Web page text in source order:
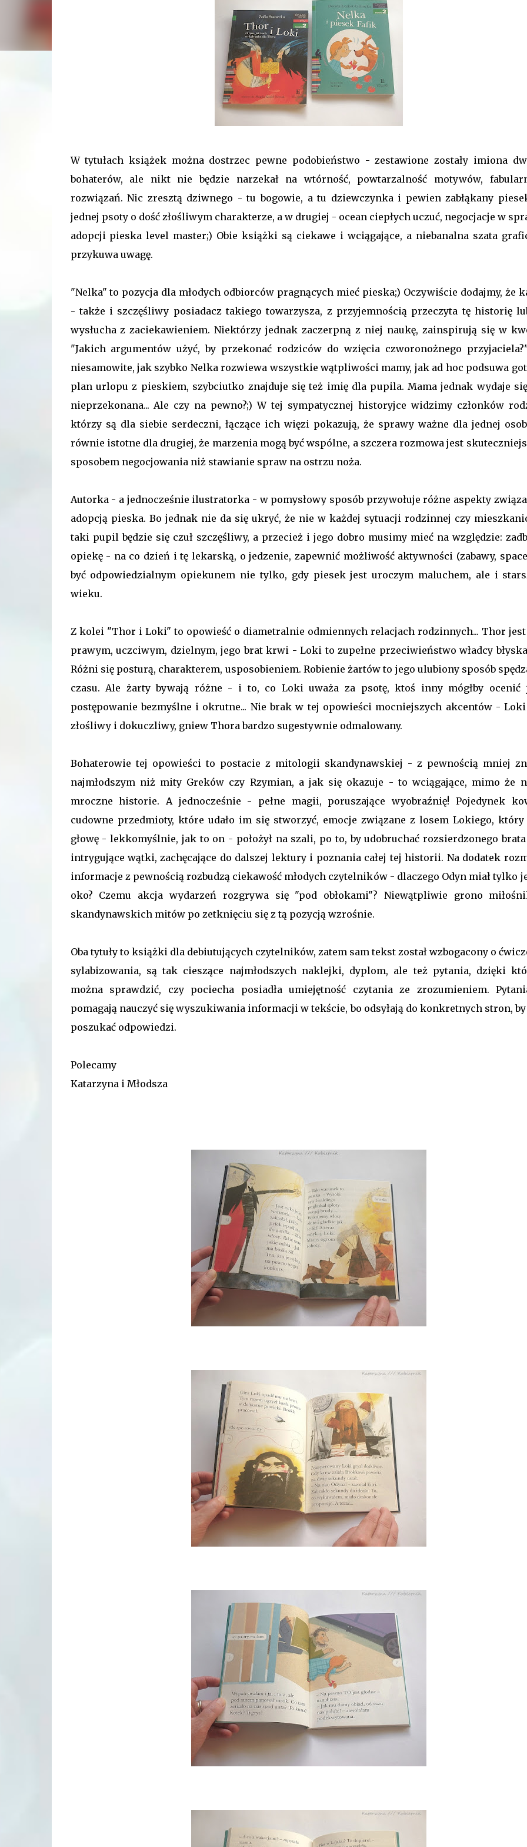
W tytułach książek można dostrzec pewne podobieństwo - zestawione zostały imiona
bohaterów, ale nikt nie będzie narzekał na wtórność, powtarzalność motywów,
rozwiązań. Nic zresztą dziwnego - tu bogowie, a tu dziewczynka i pewien zabłąkany
jednej psoty o dość złośliwym charakterze, a w drugiej - ocean ciepłych uczuć, negocjacje w
adopcji pieska level master;) Obie książki są ciekawe i wciągające, a niebanalna szata
przykuwa uwagę.
"Nelka" to pozycja dla młodych odbiorców pragnących mieć pieska;) Oczywiście dodajmy, że
- także i szczęśliwy posiadacz takiego towarzysza, z przyjemnością przeczyta tę historię
wysłucha z zaciekawieniem. Niektórzy jednak zaczerpną z niej naukę, zainspirują się w
"Jakich argumentów użyć, by przekonać rodziców do wzięcia czworonożnego
niesamowite, jak szybko Nelka rozwiewa wszystkie wątpliwości mamy, jak ad hoc podsuwa
plan urlopu z pieskiem, szybciutko znajduje się też imię dla pupila. Mama jednak wydaje
nieprzekonana... Ale czy na pewno?;) W tej sympatycznej historyjce widzimy członków
którzy są dla siebie serdeczni, łączące ich więzi pokazują, że sprawy ważne dla jednej
równie istotne dla drugiej, że marzenia mogą być wspólne, a szczera rozmowa jest
sposobem negocjowania niż stawianie spraw na ostrzu noża.
Autorka - a jednocześnie ilustratorka - w pomysłowy sposób przywołuje różne aspekty
adopcją pieska. Bo jednak nie da się ukryć, że nie w każdej sytuacji rodzinnej czy
taki pupil będzie się czuł szczęśliwy, a przecież i jego dobro musimy mieć na względzie:
opiekę - na co dzień i tę lekarską, o jedzenie, zapewnić możliwość aktywności (zabawy,
być odpowiedzialnym opiekunem nie tylko, gdy piesek jest uroczym maluchem, ale i
wieku.
Z kolei "Thor i Loki" to opowieść o diametralnie odmiennych relacjach rodzinnych... Thor
prawym, uczciwym, dzielnym, jego brat krwi - Loki to zupełne przeciwieństwo władcy
Różni się posturą, charakterem, usposobieniem. Robienie żartów to jego ulubiony sposób
czasu. Ale żarty bywają różne - i to, co Loki uważa za psotę, ktoś inny mógłby ocenić
postępowanie bezmyślne i okrutne... Nie brak w tej opowieści mocniejszych akcentów -
złośliwy i dokuczliwy, gniew Thora bardzo sugestywnie odmalowany.
Bohaterowie tej opowieści to postacie z mitologii skandynawskiej - z pewnością mniej
najmłodszym niż mity Greków czy Rzymian, a jak się okazuje - to wciągające, mimo że
mroczne historie. A jednocześnie - pełne magii, poruszające wyobraźnię! Pojedynek
cudowne przedmioty, które udało im się stworzyć, emocje związane z losem Lokiego, który
głowę - lekkomyślnie, jak to on - położył na szali, po to, by udobruchać rozsierdzonego
intrygujące wątki, zachęcające do dalszej lektury i poznania całej tej historii. Na dodatek
informacje z pewnością rozbudzą ciekawość młodych czytelników - dlaczego Odyn miał tylko
oko? Czemu akcja wydarzeń rozgrywa się "pod obłokami"? Niewątpliwie grono
skandynawskich mitów po zetknięciu się z tą pozycją wzrośnie.
Oba tytuły to książki dla debiutujących czytelników, zatem sam tekst został wzbogacony o
sylabizowania, są tak cieszące najmłodszych naklejki, dyplom, ale też pytania, dzięki
można sprawdzić, czy pociecha posiadła umiejętność czytania ze zrozumieniem.
pomagają nauczyć się wyszukiwania informacji w tekście, bo odsyłają do konkretnych stron,
poszukać odpowiedzi.
Polecamy
Katarzyna i Młodsza